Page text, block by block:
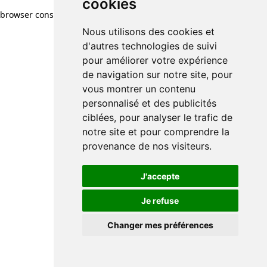
cookies
Nous utilisons des cookies et
d'autres technologies de suivi
pour améliorer votre expérience
de navigation sur notre site, pour
vous montrer un contenu
personnalisé et des publicités
ciblées, pour analyser le trafic de
notre site et pour comprendre la
provenance de nos visiteurs.
J'accepte
Je refuse
Changer mes préférences
browser console for more information)